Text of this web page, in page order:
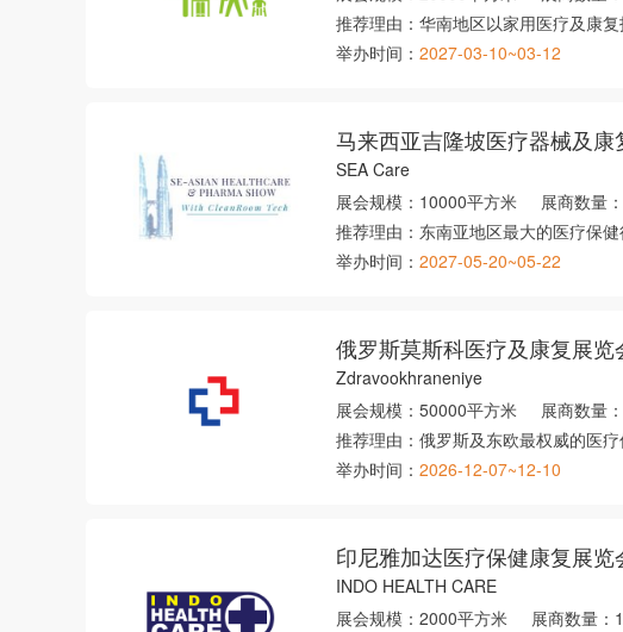
推荐理由： 华南地区以家用医疗及康
举办时间： 2027-03-10~03-12
马来西亚吉隆坡医疗器械及康
SEA Care
展会规模： 10000平方米 展商数量：
推荐理由： 东南亚地区最大的医疗保
举办时间： 2027-05-20~05-22
俄罗斯莫斯科医疗及康复展览
Zdravookhraneniye
展会规模： 50000平方米 展商数量：
推荐理由： 俄罗斯及东欧最权威的医
举办时间： 2026-12-07~12-10
印尼雅加达医疗保健康复展览
INDO HEALTH CARE
展会规模： 2000平方米 展商数量：